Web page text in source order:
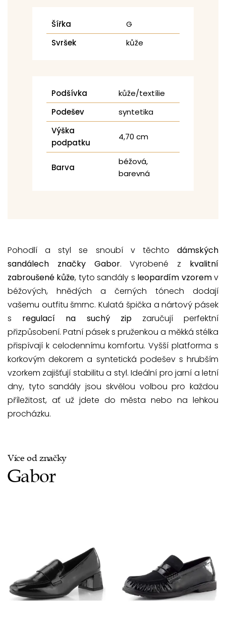
Šířka
G
Svršek
kůže
Podšívka
kůže/textílie
Podešev
syntetika
Výška
podpatku
4,70 cm
Barva
béžová,
barevná
Pohodlí a styl se snoubí v těchto dámských
sandálech značky Gabor. Vyrobené z kvalitní
zabroušené kůže, tyto sandály s leopardím vzoremv
béžových, hnědých a černých tónech dodají
vašemu outfitu šmrnc. Kulatá špička a nártový pásek
s regulací na suchý zipzaručují perfektní
přizpůsobení. Patní pásek s pruženkou a měkká stélka
přispívají k celodennímu komfortu. Vyšší platforma s
korkovým dekorem a syntetická podešev s hrubším
vzorkem zajišťují stabilitu a styl. Ideální pro jarní a letní
dny, tyto sandály jsou skvělou volbou pro každou
příležitost, ať už jdete do města nebo na lehkou
procházku.
Více od značky
Gabor